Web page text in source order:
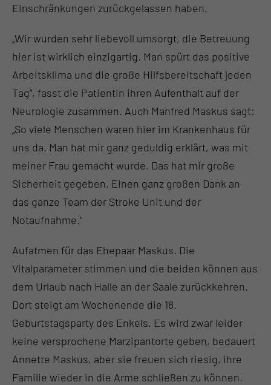
Einschränkungen zurückgelassen haben.
„Wir wurden sehr liebevoll umsorgt, die Betreuung
hier ist wirklich einzigartig. Man spürt das positive
Arbeitsklima und die große Hilfsbereitschaft jeden
Tag“, fasst die Patientin ihren Aufenthalt auf der
Neurologie zusammen. Auch Manfred Maskus sagt:
„So viele Menschen waren hier im Krankenhaus für
uns da. Man hat mir ganz geduldig erklärt, was mit
meiner Frau gemacht wurde. Das hat mir große
Sicherheit gegeben. Einen ganz großen Dank an
das ganze Team der Stroke Unit und der
Notaufnahme.“
Aufatmen für das Ehepaar Maskus. Die
Vitalparameter stimmen und die beiden können aus
dem Urlaub nach Halle an der Saale zurückkehren.
Dort steigt am Wochenende die 18.
Geburtstagsparty des Enkels. Es wird zwar leider
keine versprochene Marzipantorte geben, bedauert
Annette Maskus, aber sie freuen sich riesig, ihre
Familie wieder in die Arme schließen zu können.